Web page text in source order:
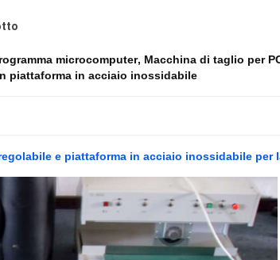
microcomputer, Macchina di taglio per
piattaforma in acciaio inossidabile
e piattaforma in acciaio inossidabile per